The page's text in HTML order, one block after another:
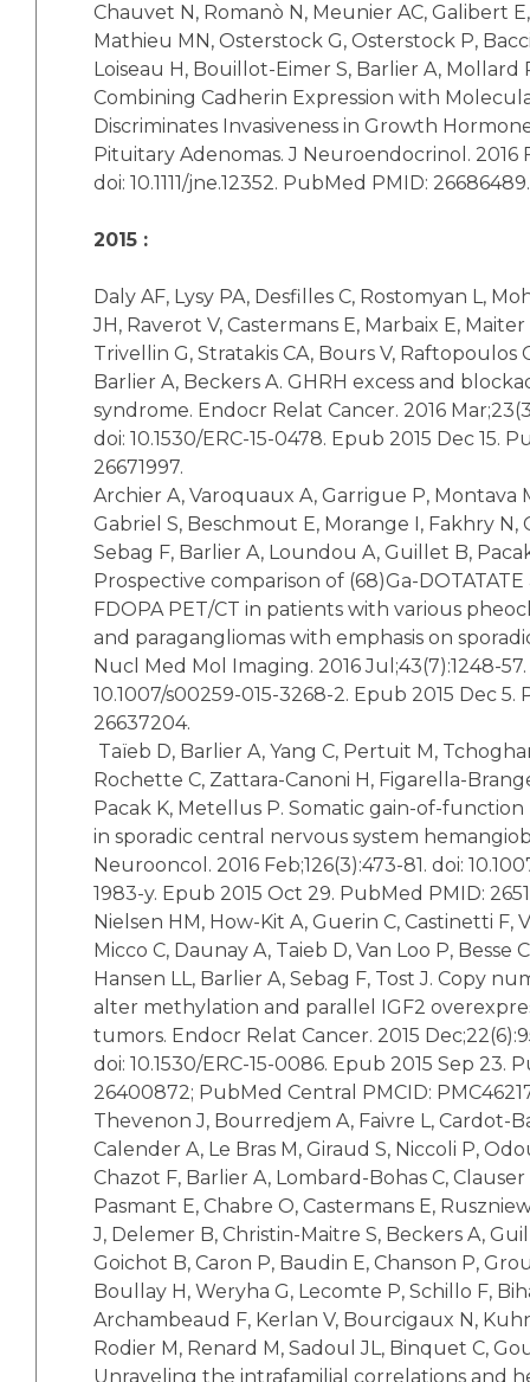
Chauvet N, Romanò N, Meunier AC, Galibert
Mathieu MN, Osterstock G, Osterstock P,
Loiseau H, Bouillot-Eimer S, Barlier A, Mollard
Combining Cadherin Expression with
Discriminates Invasiveness in Growth
Pituitary Adenomas. J Neuroendocrinol. 2016
doi: 10.1111/jne.12352. PubMed PMID: 26686489.
2015 :
Daly AF, Lysy PA, Desfilles C, Rostomyan L,
JH, Raverot V, Castermans E, Marbaix E,
Trivellin G, Stratakis CA, Bours V, Raftopoulos
Barlier A, Beckers A. GHRH excess and
syndrome. Endocr Relat Cancer. 2016
doi: 10.1530/ERC-15-0478. Epub 2015 Dec 15.
26671997.
Archier A, Varoquaux A, Garrigue P, Montava
Gabriel S, Beschmout E, Morange I, Fakhry N,
Sebag F, Barlier A, Loundou A, Guillet B,
Prospective comparison of (68)Ga-DOTATATE
FDOPA PET/CT in patients with various
and paragangliomas with emphasis on
Nucl Med Mol Imaging. 2016 Jul;43(7):1248-57.
10.1007/s00259-015-3268-2. Epub 2015 Dec 5.
26637204.
Taïeb D, Barlier A, Yang C, Pertuit M,
Rochette C, Zattara-Canoni H, Figarella-
Pacak K, Metellus P. Somatic gain-of-
in sporadic central nervous system
Neurooncol. 2016 Feb;126(3):473-81. doi:
1983-y. Epub 2015 Oct 29. PubMed PMID:
Nielsen HM, How-Kit A, Guerin C, Castinetti F,
Micco C, Daunay A, Taieb D, Van Loo P, Besse
Hansen LL, Barlier A, Sebag F, Tost J. Copy
alter methylation and parallel IGF2
tumors. Endocr Relat Cancer. 2015
doi: 10.1530/ERC-15-0086. Epub 2015 Sep 23.
26400872; PubMed Central PMCID:
Thevenon J, Bourredjem A, Faivre L, Cardot-
Calender A, Le Bras M, Giraud S, Niccoli P,
Chazot F, Barlier A, Lombard-Bohas C, Clauser
Pasmant E, Chabre O, Castermans E,
J, Delemer B, Christin-Maitre S, Beckers A,
Goichot B, Caron P, Baudin E, Chanson P,
Boullay H, Weryha G, Lecomte P, Schillo F,
Archambeaud F, Kerlan V, Bourcigaux N,
Rodier M, Renard M, Sadoul JL, Binquet C,
Unraveling the intrafamilial correlations and